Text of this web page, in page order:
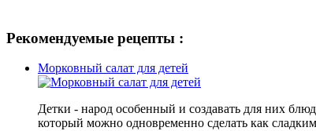
Рекомендуемые рецепты :
Морковный салат для детей
Детки - народ особенный и создавать для них
который можно одновременно сделать как